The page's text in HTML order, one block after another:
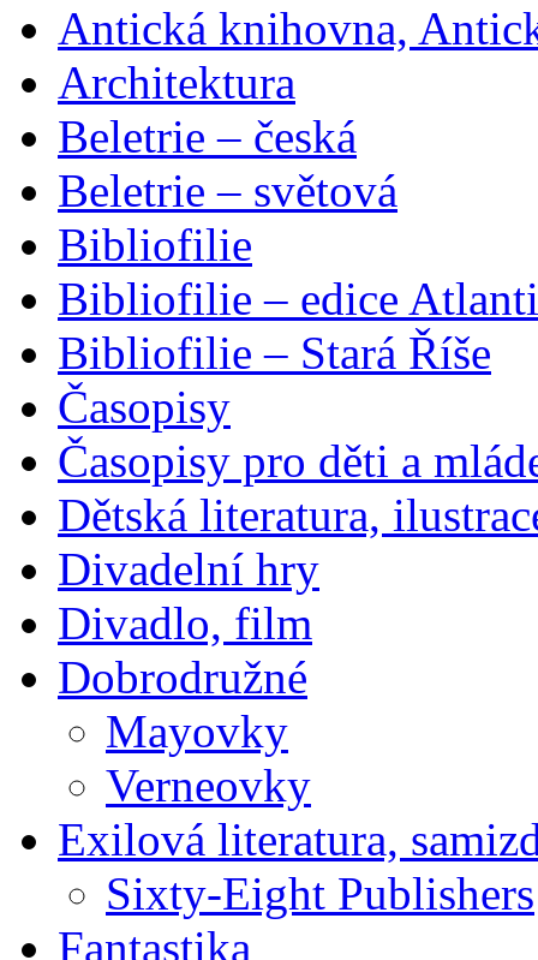
Antická knihovna,
Architektura
Beletrie – česká
Beletrie – světová
Bibliofilie
Bibliofilie – edice
Bibliofilie – Stará Říše
Časopisy
Časopisy pro děti a
Dětská literatura,
Divadelní hry
Divadlo, film
Dobrodružné
Mayovky
Verneovky
Exilová literatura,
Sixty-Eight Publishers
Fantastika